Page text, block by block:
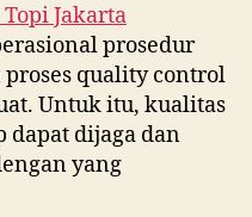
Jakarta
prosedur
quality control
Untuk itu, kualitas
dapat dijaga dan
yang